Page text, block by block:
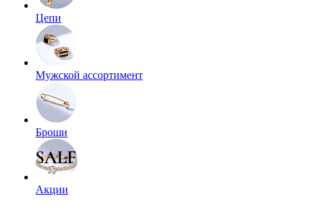
Цепи
Мужской ассортимент
Броши
Акции